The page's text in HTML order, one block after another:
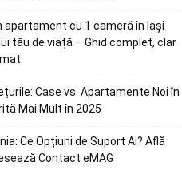
apartament cu 1 cameră în Iași
tău de viață – Ghid complet, clar
Case vs. Apartamente Noi în
Mai Mult în 2025
Ce Opțiuni de Suport Ai? Află
Contact eMAG